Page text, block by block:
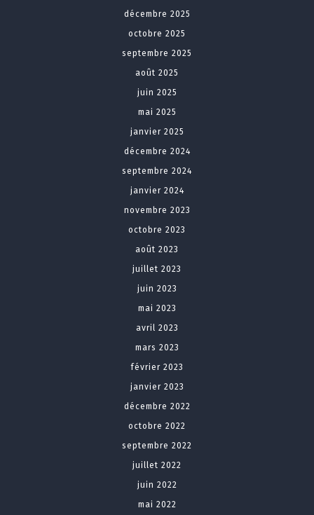
décembre 2025
octobre 2025
septembre 2025
août 2025
juin 2025
mai 2025
janvier 2025
décembre 2024
septembre 2024
janvier 2024
novembre 2023
octobre 2023
août 2023
juillet 2023
juin 2023
mai 2023
avril 2023
mars 2023
février 2023
janvier 2023
décembre 2022
octobre 2022
septembre 2022
juillet 2022
juin 2022
mai 2022